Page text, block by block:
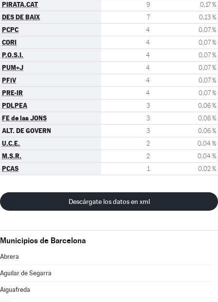
PIRATA.CAT 9 0,17 %
DES DE BAIX 7 0,13 %
PCPC 4 0,07 %
CORI 4 0,07 %
P.O.S.I. 4 0,07 %
PUM+J 4 0,07 %
PFiV 4 0,07 %
PRE-IR 4 0,07 %
PDLPEA 3 0,06 %
FE de las JONS 3 0,06 %
ALT. DE GOVERN 3 0,06 %
U.C.E. 2 0,04 %
M.S.R. 2 0,04 %
PCAS 1 0,02 %
Descárgate los datos en xml
Municipios de Barcelona
Abrera
Aguilar de Segarra
Aiguafreda